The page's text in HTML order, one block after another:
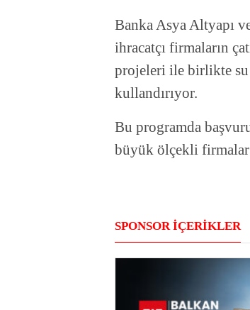
Banka Asya Altyapı ve
ihracatçı firmaların
projeleri ile birlikte
kullandırıyor.
Bu programda
büyük ölçekli
SPONSOR İÇERİKLER